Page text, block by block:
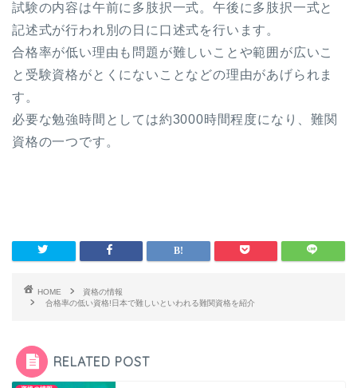
試験の内容は午前に多肢択一式。午後に多肢択一式と
記述式が行われ別の日に口述式を行います。
合格率が低い理由も問題が難しいことや範囲が広いこ
と受験資格がとくにないことなどの理由があげられま
す。
必要な勉強時間としては約3000時間程度になり、難関
資格の一つです。
HOME
資格の情報
合格率の低い資格!日本で難しいといわれる難関資格を紹介
RELATED POST